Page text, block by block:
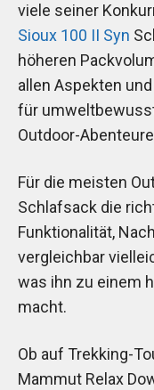
viele seiner
Sioux 100 II Syn
höheren
allen Aspekten
für
Outdoor-
Für die meisten
Schlafsack die
Funktionalität,
vergleichbar
was ihn zu einem
macht.
Ob auf Trekking-
Mammut Relax